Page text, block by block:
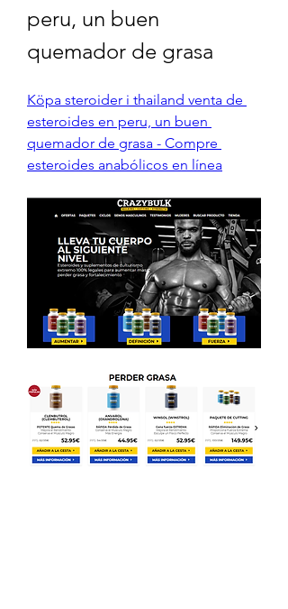
peru, un buen
quemador de grasa
Köpa steroider i thailand venta de
esteroides en peru, un buen
quemador de grasa - Compre
esteroides anabólicos en línea